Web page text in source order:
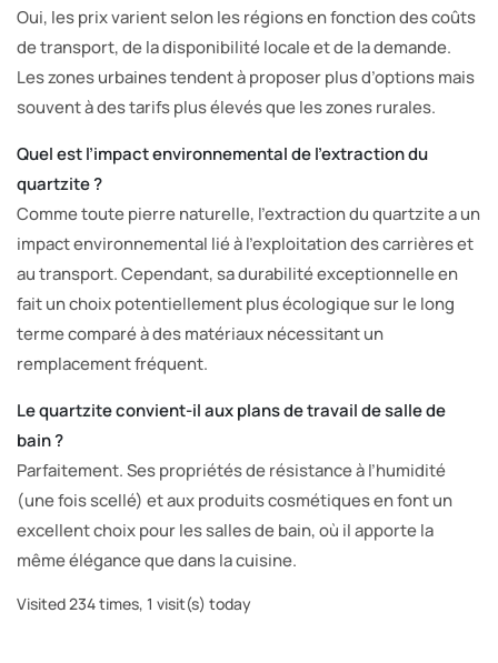
Oui, les prix varient selon les régions en fonction des coûts
de transport, de la disponibilité locale et de la demande.
Les zones urbaines tendent à proposer plus d’options mais
souvent à des tarifs plus élevés que les zones rurales.
Quel est l’impact environnemental de l’extraction du
quartzite ?
Comme toute pierre naturelle, l’extraction du quartzite a un
impact environnemental lié à l’exploitation des carrières et
au transport. Cependant, sa durabilité exceptionnelle en
fait un choix potentiellement plus écologique sur le long
terme comparé à des matériaux nécessitant un
remplacement fréquent.
Le quartzite convient-il aux plans de travail de salle de
bain ?
Parfaitement. Ses propriétés de résistance à l’humidité
(une fois scellé) et aux produits cosmétiques en font un
excellent choix pour les salles de bain, où il apporte la
même élégance que dans la cuisine.
Visited 234 times, 1 visit(s) today